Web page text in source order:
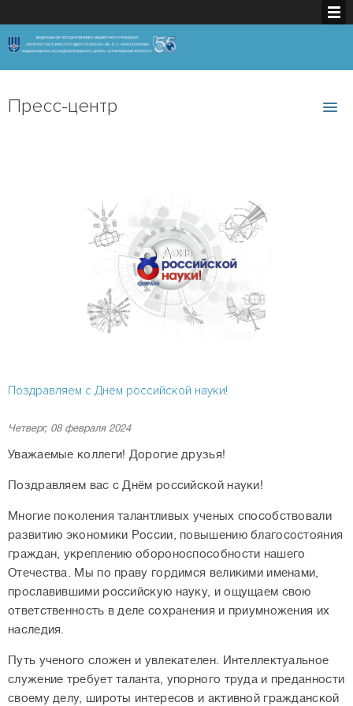
Пресс-центр
Поздравляем с Днём российской науки!
Четверг, 08 февраля 2024
Уважаемые коллеги! Дорогие друзья!
Поздравляем вас с Днём российской науки!
Многие поколения талантливых ученых способствовали
развитию экономики России, повышению благосостояния
граждан, укреплению обороноспособности нашего
Отечества. Мы по праву гордимся великими именами,
прославившими российскую науку, и ощущаем свою
ответственность в деле сохранения и приумножения их
наследия.
Путь ученого сложен и увлекателен. Интеллектуальное
служение требует таланта, упорного труда и преданности
своему делу, широты интересов и активной гражданской